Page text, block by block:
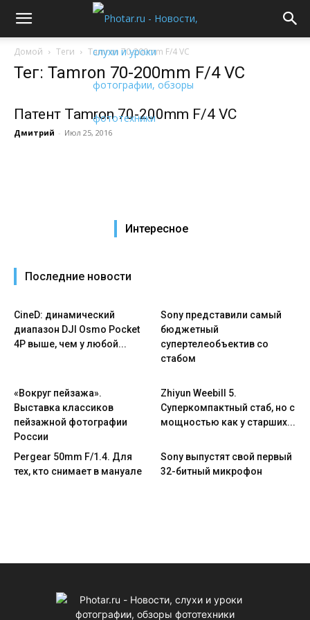
Домой Теги Tamron 70-200mm F/4 VC
Тег: Tamron 70-200mm F/4 VC
Патент Tamron 70-200mm F/4 VC
Дмитрий - Июл 25, 2016
Интересное
Последние новости
CineD: динамический
диапазон DJI Osmo Pocket
4P выше, чем у любой...
Sony представили самый
бюджетный
супертелеобъектив со
стабом
«Вокруг пейзажа».
Выставка классиков
пейзажной фотографии
России
Zhiyun Weebill 5.
Cуперкомпактный стаб, но с
мощностью как у старших...
Pergear 50mm F/1.4. Для
тех, кто снимает в мануале
Sony выпустят свой первый
32-битный микрофон